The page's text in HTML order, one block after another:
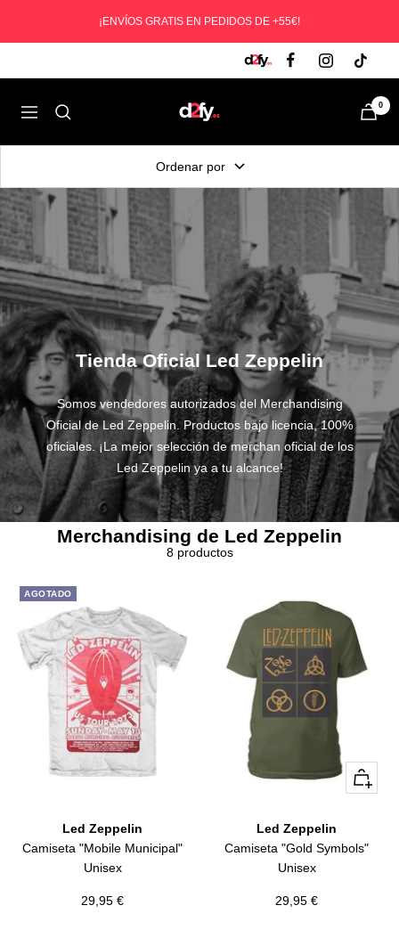
¡ENVÍOS GRATIS EN PEDIDOS DE +55€!
Navegación
D2fy
Direct
To
Fans
0
Ordenar por
Tienda Oficial Led Zeppelin
Somos vendedores autorizados del Merchandising
Oficial de Led Zeppelin. Productos bajo licencia, 100%
oficiales. ¡La mejor selección de merchan oficial de los
Led Zeppelin ya a tu alcance!
Merchandising de Led Zeppelin
8 productos
AGOTADO
Led Zeppelin
Camiseta "Mobile Municipal"
Unisex
Precio
29,95 €
Vista
rápida
Led Zeppelin
Camiseta "Gold Symbols"
Unisex
Precio
29,95 €